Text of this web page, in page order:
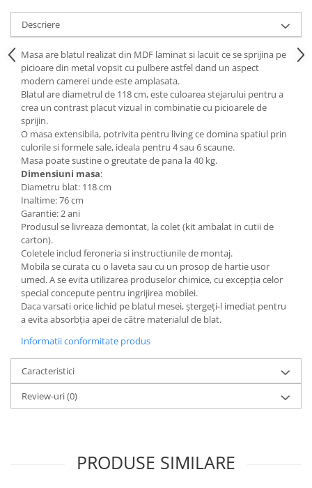
Etajere
Cuiere
Mobilier gradinita
Mese gradinita
Scaune gradinita
Set mese si scaune gradinita
Mobilier copii
Mobila camera copii
Scaune birou pentru copii
Saltele patuturi copii
Paturi copii
Masa si scaune gradinita
Seturi comode living si dormitor
Descriere
Masa are blatul realizat din MDF laminat si lacuit ce se sprijina pe
picioare din metal vopsit cu pulbere astfel dand un aspect
modern camerei unde este amplasata.
Blatul are diametrul de 118 cm, este culoarea stejarului pentru a
crea un contrast placut vizual in combinatie cu picioarele de
sprijin.
O masa extensibila, potrivita pentru living ce domina spatiul prin
culorile si formele sale, ideala pentru 4 sau 6 scaune.
Masa poate sustine o greutate de pana la 40 kg.
Dimensiuni masa:
Diametru blat: 118 cm
Inaltime: 76 cm
Garantie: 2 ani
Produsul se livreaza demontat, la colet (kit ambalat in cutii de
carton).
Coletele includ feroneria si instructiunile de montaj.
Mobila se curata cu o laveta sau cu un prosop de hartie usor
umed. A se evita utilizarea produselor chimice, cu excepția celor
special concepute pentru ingrijirea mobilei.
Daca varsati orice lichid pe blatul mesei, ștergeți-l imediat pentru
a evita absorbția apei de către materialul de blat.
Informatii conformitate produs
Caracteristici
Review-uri(0)
PRODUSE SIMILARE